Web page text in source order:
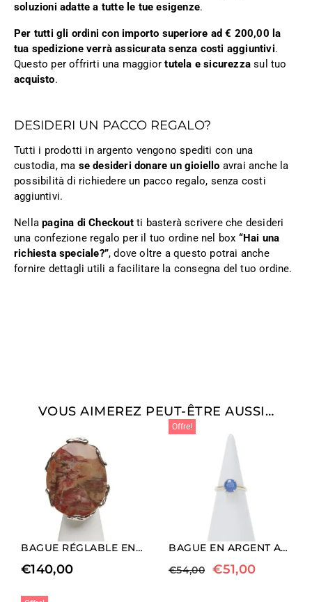
soluzioni adatte a tutte le tue esigenze.
Per tutti gli ordini con importo superiore ad € 200,00 la
tua spedizione verrà assicurata senza costi aggiuntivi.
Questo per offrirti una maggiortutela e sicurezza sul tuo
acquisto.
DESIDERI UN PACCO REGALO?
Tutti i prodotti in argento vengono spediti con una
custodia, ma se desideri donare un gioiello avrai anche la
possibilità di richiedere un pacco regalo, senza costi
aggiuntivi.
Nellapagina di Checkoutti basterà scrivere che desideri
una confezione regalo per il tuo ordine nel box “Hai una
richiesta speciale?”, dove oltre a questo potrai anche
fornire dettagli utili a facilitare la consegna del tuo ordine.
VOUS AIMEREZ PEUT-ÊTRE AUSSI…
BAGUE RÉGLABLE EN ARGENT AVEC JASPE OVALE
€140,00
Offre!
BAGUE EN ARGENT AVEC KYANITE
€54,00 €51,00